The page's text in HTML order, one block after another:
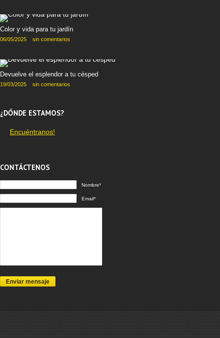
Color y vida para tu jardín
06/05/2025 sin comentarios
Devuelve el esplendor a tu césped
19/03/2025 sin comentarios
¿DÓNDE ESTAMOS?
Encuéntranos!
CONTÁCTENOS
Nombre*
Email*
Enviar mensaje